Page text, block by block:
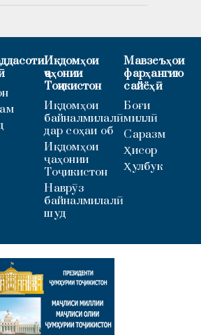
Иқдомҳои
ҷаҳонии
Тоҷикистон
Иқдомҳои
байналмилалӣ
дар соҳаи об
Иқдомҳои
ҷаҳонии
Тоҷикистон
Наврӯз
байналмилалӣ
шуд
Мавзеъҳои
фарҳангию
сайёҳӣ
Боғи
миллӣ
Саразм
Ҳисор
Ҳулбук